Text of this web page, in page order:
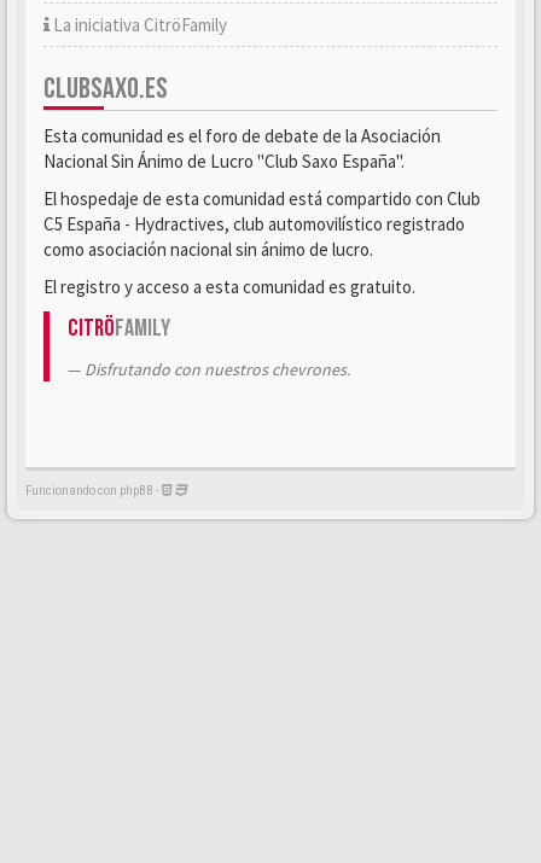
La iniciativa CitröFamily
CLUBSAXO.ES
Esta comunidad es el foro de debate de la Asociación
Nacional Sin Ánimo de Lucro "Club Saxo España".
El hospedaje de esta comunidad está compartido con Club
C5 España - Hydractives, club automovilístico registrado
como asociación nacional sin ánimo de lucro.
El registro y acceso a esta comunidad es gratuito.
CitröFamily
Disfrutando con nuestros chevrones.
Funcionando con phpBB -